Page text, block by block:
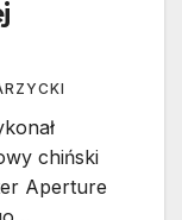
chiński
Aperture